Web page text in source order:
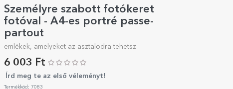
Személyre szabott fotókeret
fotóval - A4-es portré passe-
partout
emlékek, amelyeket az asztalodra tehetsz
6 003 Ft
Írd meg te az első véleményt!
Termékkód: 7083